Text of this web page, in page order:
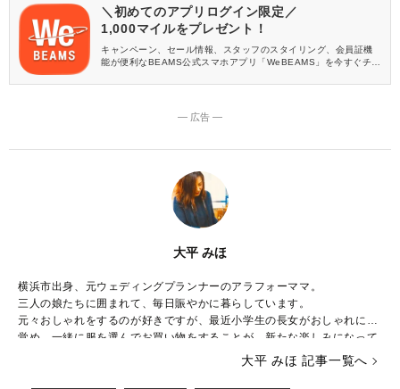
＼初めてのアプリログイン限定／
1,000マイルをプレゼント！
キャンペーン、セール情報、スタッフのスタイリング、会員証機
能が便利なBEAMS公式スマホアプリ「WeBEAMS」を今すぐチェ
― 広告 ―
大平 みほ
横浜市出身、元ウェディングプランナーのアラフォーママ。
三人の娘たちに囲まれて、毎日賑やかに暮らしています。
元々おしゃれをするのが好きですが、最近小学生の長女がおしゃれに目
覚め、一緒に服を選んでお買い物をすることが、新たな楽しみになって
大平 みほ 記事一覧へ